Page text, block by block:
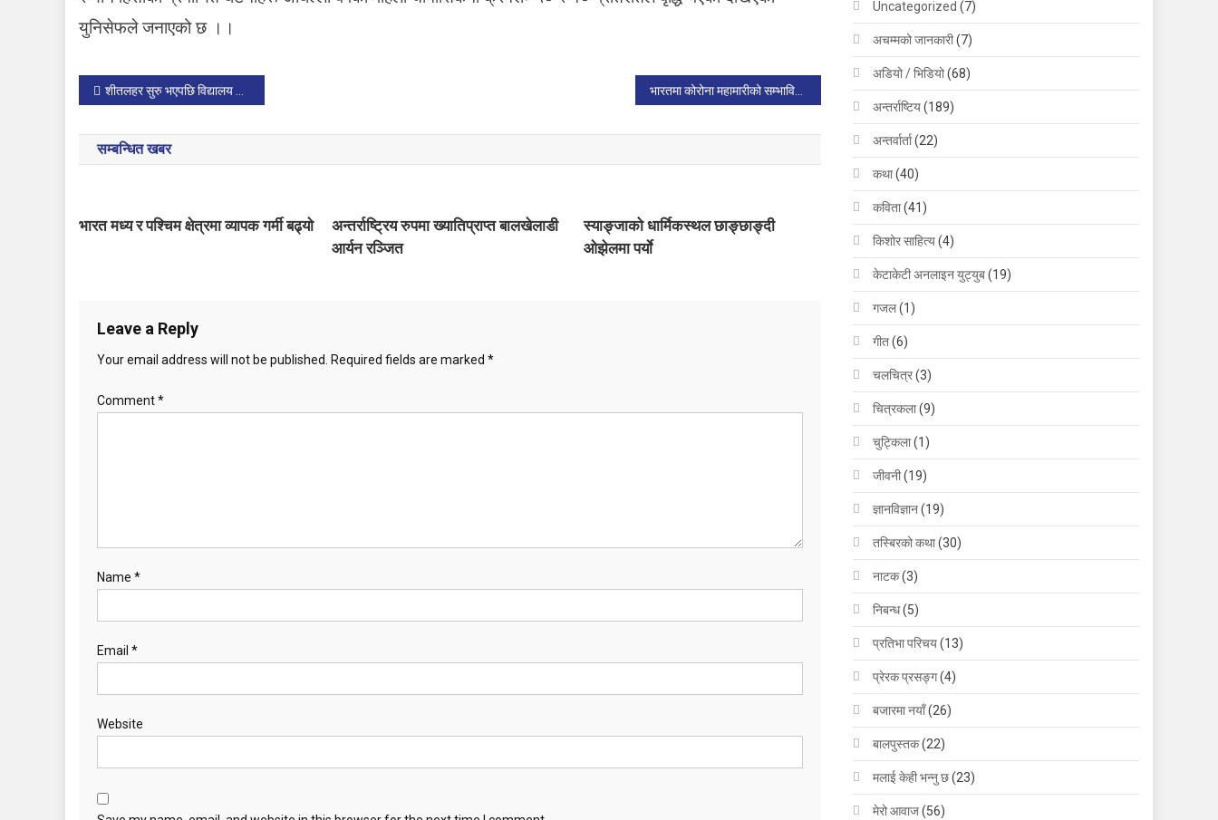
से
युनिसेफले जनाएको छ ।।
P
o
s
n
शीतलहर सुरु भएपछि विद्यालय बन्द भयो
सम्बन्धित खबर
भारत मध्य र पश्चिम क्षेत्रमा व्यापक गर्मी बढ्याे
अन्तर्राष्ट्रिय रुपमा ख्यातिप्राप्त बालखेलाडी
आर्यन रञ्जित
स्याङ्जाको धार्मिकस्थल छाङ्छाङ्दी
ओझेलमा पर्याे
Leave a Reply
Your email address will not be published. Required fields are marked *
Comment*
Name *
Email *
Website
Uncategorized (7)
अचम्मको जानकारी(7)
अडियो / भिडियो(68)
अन्तर्राष्टिय(189)
अन्तर्वार्ता(22)
कथा(40)
कविता(41)
किशोर साहित्य(4)
केटाकेटी अनलाइन युट्युब(19)
गजल(1)
गीत(6)
चलचित्र(3)
चित्रकला(9)
चुट्किला(1)
जीवनी(19)
ज्ञानविज्ञान(19)
तस्बिरको कथा(30)
नाटक(3)
निबन्ध(5)
प्रतिभा परिचय(13)
प्रेरक प्रसङ्ग(4)
बजारमा नयाँ(26)
बालपुस्तक(22)
मलाई केही भन्नु छ(23)
मेरो आवाज(56)